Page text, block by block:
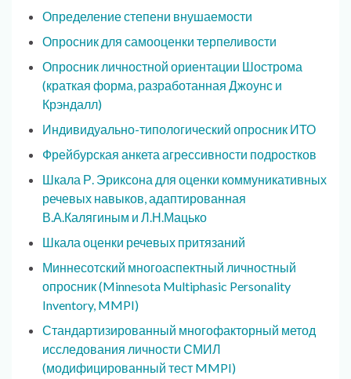
Определение степени внушаемости
Опросник для самооценки терпеливости
Опросник личностной ориентации Шострома
(краткая форма, разработанная Джоунс и
Крэндалл)
Индивидуально-типологический опросник ИТО
Фрейбурская анкета агрессивности подростков
Шкала Р. Эриксона для оценки коммуникативных
речевых навыков, адаптированная
В.А.Калягиным и Л.Н.Мацько
Шкала оценки речевых притязаний
Миннесотский многоаспектный личностный
опросник (Minnesota Multiphasic Personality
Inventory, MMPI)
Стандартизированный многофакторный метод
исследования личности СМИЛ
(модифицированный тест MMPI)